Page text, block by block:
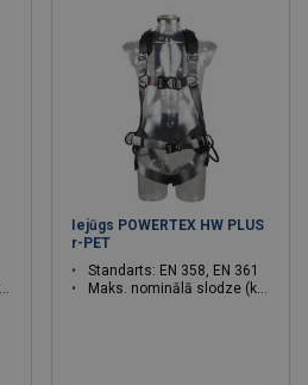
Iejūgs POWERTEX HW PLUS
r-PET
Standarts: EN 358, EN 361
Maks. nominālā slodze (kg): 140